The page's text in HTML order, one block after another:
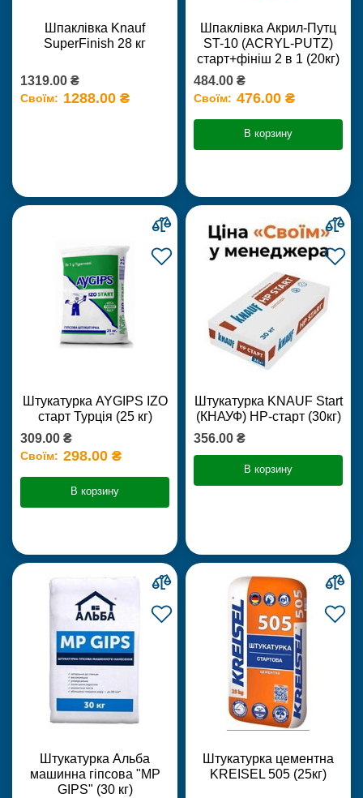
Шпаклівка Knauf
SuperFinish 28 кг
1319.00 ₴
Своїм: 1288.00 ₴
Шпаклівка Акрил-Путц
ST-10 (ACRYL-PUTZ)
старт+фініш 2 в 1 (20кг)
484.00 ₴
Своїм: 476.00 ₴
В корзину
Штукатурка AYGIPS IZO
старт Турція (25 кг)
309.00 ₴
Своїм: 298.00 ₴
В корзину
Штукатурка KNAUF Start
(КНАУФ) НР-старт (30кг)
356.00 ₴
В корзину
Штукатурка Альба
машинна гіпсова "MP
GIPS" (30 кг)
Штукатурка цементна
KREISEL 505 (25кг)